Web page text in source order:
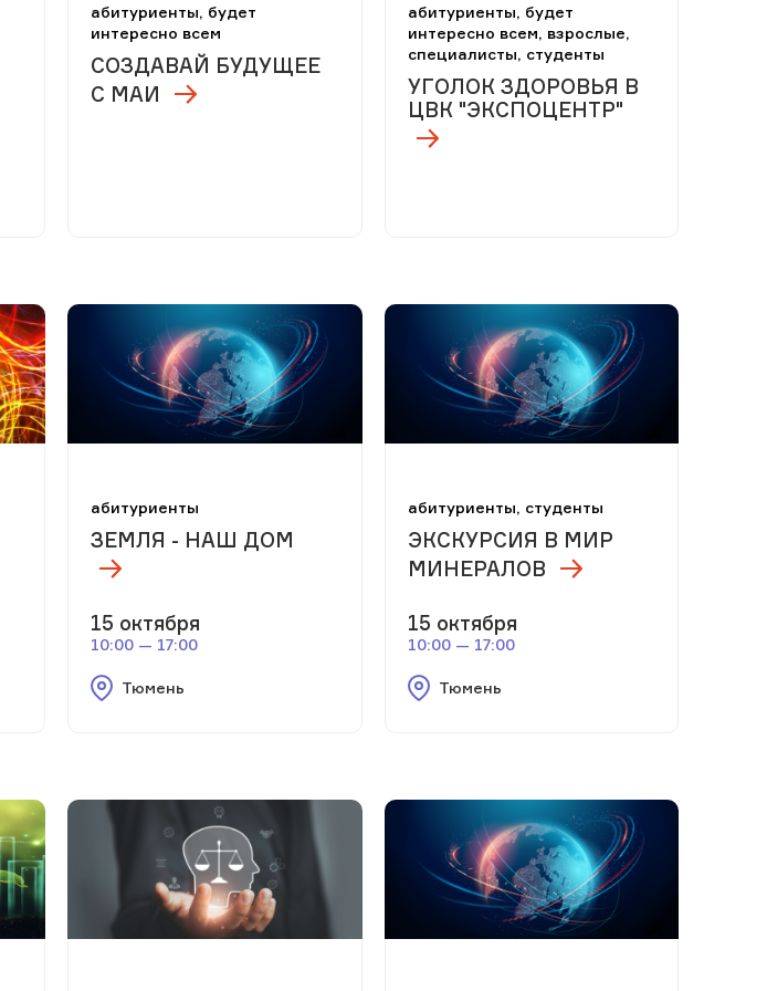
абитуриенты, будет
интересно всем
СОЗДАВАЙ БУДУЩЕЕ
С МАИ
абитуриенты, будет
интересно всем, взрослые,
специалисты, студенты
УГОЛОК ЗДОРОВЬЯ В
ЦВК "ЭКСПОЦЕНТР"
абитуриенты
ЗЕМЛЯ - НАШ ДОМ
15 октября
10:00 — 17:00
Тюмень
абитуриенты, студенты
ЭКСКУРСИЯ В МИР
МИНЕРАЛОВ
15 октября
10:00 — 17:00
Тюмень